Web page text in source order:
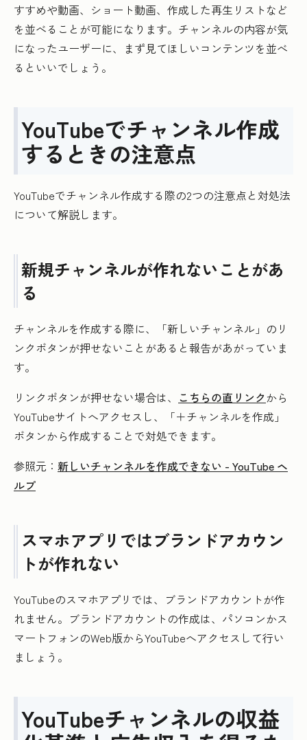
すすめや動画、ショート動画、作成した再生リストなど
を並べることが可能になります。チャンネルの内容が気
になったユーザーに、まず見てほしいコンテンツを並べ
るといいでしょう。
YouTubeでチャンネル作成
するときの注意点
YouTubeでチャンネル作成する際の2つの注意点と対処法
について解説します。
新規チャンネルが作れないことがあ
る
チャンネルを作成する際に、「新しいチャンネル」のリ
ンクボタンが押せないことがあると報告があがっていま
す。
リンクボタンが押せない場合は、 こちらの直リンクから
YouTubeサイトへアクセスし、「＋チャンネルを作成」
ボタンから作成することで対処できます。
参照元： 新しいチャンネルを作成できない - YouTube ヘ
ルプ
スマホアプリではブランドアカウン
トが作れない
YouTubeのスマホアプリでは、ブランドアカウントが作
れません。ブランドアカウントの作成は、パソコンかス
マートフォンのWeb版からYouTubeへアクセスして行い
ましょう。
YouTubeチャンネルの収益